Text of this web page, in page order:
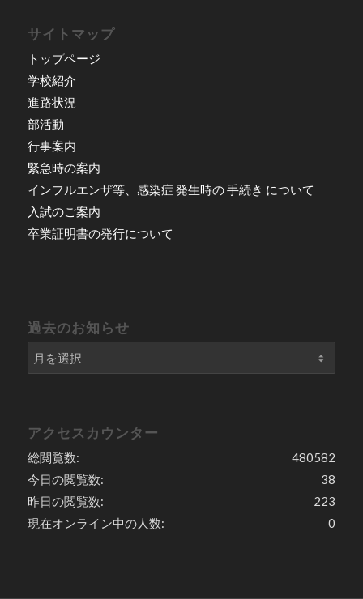
サイトマップ
トップページ
学校紹介
進路状況
部活動
行事案内
緊急時の案内
インフルエンザ等、感染症 発生時の 手続き について
入試のご案内
卒業証明書の発行について
過去のお知らせ
アクセスカウンター
480582
総閲覧数:
38
今日の閲覧数:
223
昨日の閲覧数:
0
現在オンライン中の人数: